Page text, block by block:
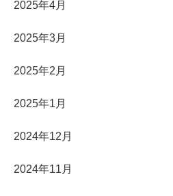
2025年4月
2025年3月
2025年2月
2025年1月
2024年12月
2024年11月